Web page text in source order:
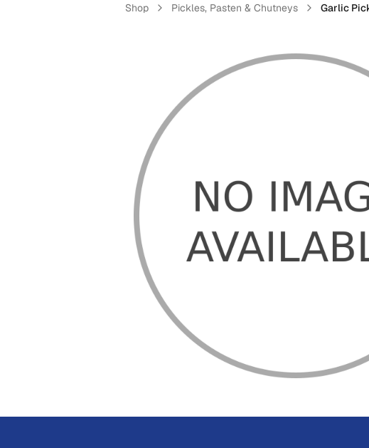
Shop Pickles, Pasten & Chutneys Garlic